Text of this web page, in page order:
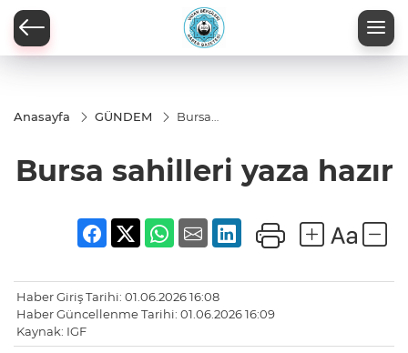
Anasayfa GÜNDEM
Bursa
hazır
Bursa sahilleri yaza hazır
Haber Giriş Tarihi: 01.06.2026 16:08
Haber Güncellenme Tarihi: 01.06.2026 16:09
Kaynak: IGF